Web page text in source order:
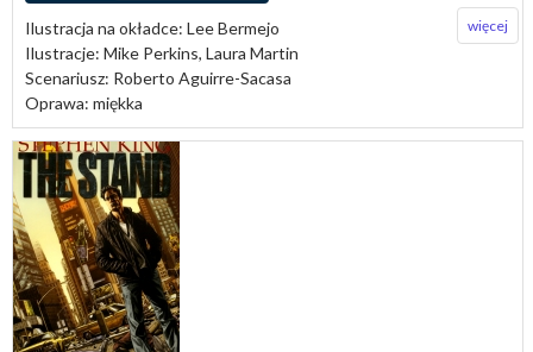
Ilustracja na okładce: Lee Bermejo
Ilustracje: Mike Perkins, Laura Martin
Scenariusz: Roberto Aguirre-Sacasa
Oprawa: miękka
więcej